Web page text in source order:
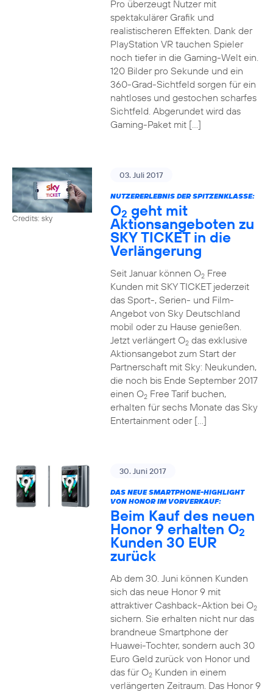
Pro überzeugt Nutzer mit
spektakulärer Grafik und
realistischeren Effekten. Dank der
PlayStation VR tauchen Spieler
noch tiefer in die Gaming-Welt ein.
120 Bilder pro Sekunde und ein
360-Grad-Sichtfeld sorgen für ein
nahtloses und gestochen scharfes
Sichtfeld. Abgerundet wird das
Gaming-Paket mit […]
Credits: sky
03. Juli 2017
NUTZERERLEBNIS DER SPITZENKLASSE:
O2 geht mit
Aktionsangeboten zu
SKY TICKET in die
Verlängerung
Seit Januar können O2Free
Kunden mit SKY TICKET jederzeit
das Sport-, Serien- und Film-
Angebot von Sky Deutschland
mobil oder zu Hause genießen.
Jetzt verlängert O2das exklusive
Aktionsangebot zum Start der
Partnerschaft mit Sky: Neukunden,
die noch bis Ende September 2017
einen O2Free Tarif buchen,
erhalten für sechs Monate das Sky
Entertainment oder […]
30. Juni 2017
DAS NEUE SMARTPHONE-HIGHLIGHT
VON HONOR IM VORVERKAUF:
Beim Kauf des neuen
Honor 9 erhalten O2
Kunden 30 EUR
zurück
Ab dem 30. Juni können Kunden
sich das neue Honor 9 mit
attraktiver Cashback-Aktion bei O2
sichern. Sie erhalten nicht nur das
brandneue Smartphone der
Huawei-Tochter, sondern auch 30
Euro Geld zurück von Honor und
das für O2Kunden in einem
verlängerten Zeitraum. Das Honor 9